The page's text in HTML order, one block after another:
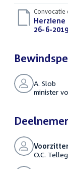
Convocatie
bestand:
Herziene
26-6-2019
A. Slob
minister
O.C.